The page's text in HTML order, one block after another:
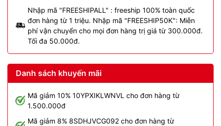
Nhập mã "FREESHIPALL" : freeship 100% toàn quốc
đơn hàng từ 1 triệu. Nhập mã "FREESHIP50K": Miễn
phí vận chuyển cho mọi đơn hàng trị giá từ 300.000đ.
Tối đa 50.000đ.
Danh sách khuyến mãi
Mã giảm 10% 10YPXIKLWNVL cho đơn hàng từ
1.500.000đ
Mã giảm 8% 8SDHJVCG092 cho đơn hàng từ